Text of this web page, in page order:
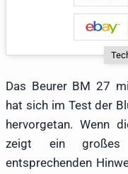
Das Beurer BM 27
hat sich im Test der
hervorgetan. Wenn
zeigt ein
entsprechenden